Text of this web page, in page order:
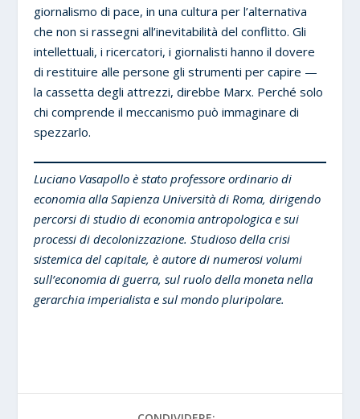
giornalismo di pace, in una cultura per l’alternativa
che non si rassegni all’inevitabilità del conflitto. Gli
intellettuali, i ricercatori, i giornalisti hanno il dovere
di restituire alle persone gli strumenti per capire —
la cassetta degli attrezzi, direbbe Marx. Perché solo
chi comprende il meccanismo può immaginare di
spezzarlo.
Luciano Vasapollo è stato professore ordinario di
economia alla Sapienza Università di Roma, dirigendo
percorsi di studio di economia antropologica e sui
processi di decolonizzazione. Studioso della crisi
sistemica del capitale, è autore di numerosi volumi
sull’economia di guerra, sul ruolo della moneta nella
gerarchia imperialista e sul mondo pluripolare.